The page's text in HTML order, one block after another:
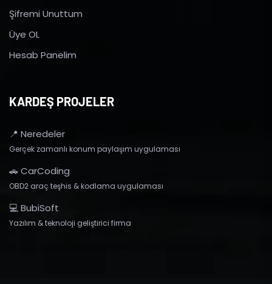
Şifremi Unuttum
Üye OL
Hesab Panelim
KARDEŞ PROJELER
📍 Neredeler
Gerçek zamanlı konum paylaşım uygulaması
🚗 CarCoding
OBD2 araç teşhis & kodlama uygulaması
💻 BubiSoft
Yazılım & teknoloji geliştirici firma